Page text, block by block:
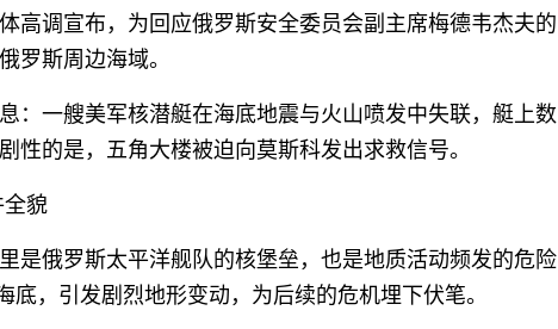
高调宣布，为回应俄罗斯安全委员会副主席梅德韦杰夫的
罗斯周边海域。
：一艘美军核潜艇在海底地震与火山喷发中失联，艇上数
性的是，五角大楼被迫向莫斯科发出求救信号。
全貌
是俄罗斯太平洋舰队的核堡垒，也是地质活动频发的危险
底，引发剧烈地形变动，为后续的危机埋下伏笔。